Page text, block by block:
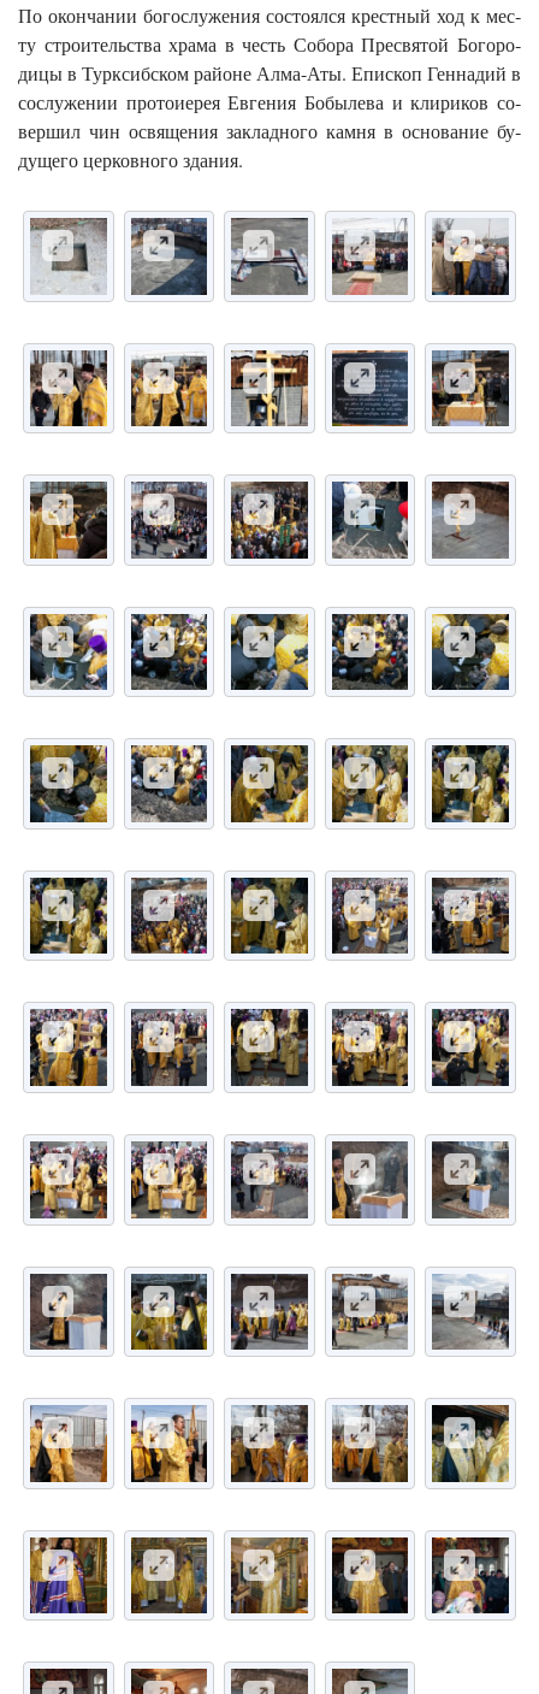
По окон­ча­нии бо­гос­лу­жения сос­то­ял­ся крест­ный ход к мес­
ту стро­итель­ства хра­ма в честь Со­бора Прес­вя­той Бо­горо­
дицы в Турк­сиб­ском районе Ал­ма-Аты. Епис­коп Ген­на­дий в
сос­лу­жении про­то­иерея Ев­ге­ния Бо­быле­ва и кли­риков со­
вер­шил чин ос­вя­щения зак­ладно­го кам­ня в ос­но­вание бу­
дуще­го цер­ковно­го зда­ния.